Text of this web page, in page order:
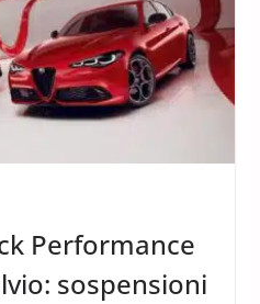
Performance
sospensioni